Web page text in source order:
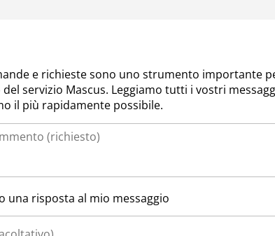
e richieste sono uno strumento importante
servizio Mascus. Leggiamo tutti i vostri
il più rapidamente possibile.
una risposta al mio messaggio